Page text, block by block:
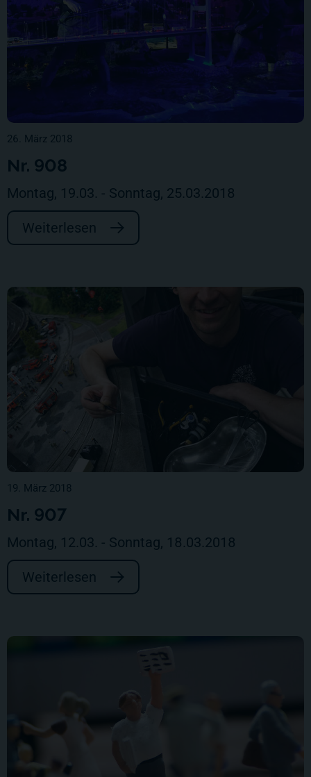
26. März 2018
Nr. 908
Montag, 19.03. - Sonntag, 25.03.2018
Weiterlesen
19. März 2018
Nr. 907
Montag, 12.03. - Sonntag, 18.03.2018
Weiterlesen